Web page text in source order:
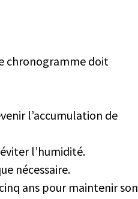
chronogramme doit
l’accumulation de
l’humidité.
nécessaire.
ans pour maintenir son